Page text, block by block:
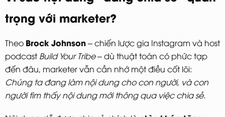
trọng với marketer?
Theo Brock Johnson– chiến lược gia Instagram và host
podcastBuild Your Tribe– dù thuật toán có phức tạp
đến đâu, marketer vẫn cần nhớ một điều cốt lõi:
Chúng ta đang làm nội dung cho con người, và con
người tìm thấy nội dung mới thông qua việc chia sẻ.